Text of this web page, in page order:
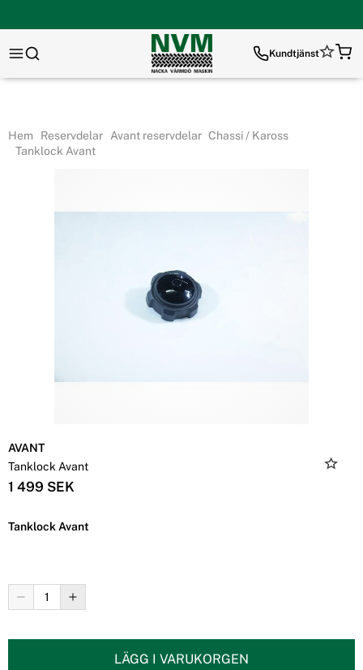
Kundtjänst
Hem Reservdelar Avant reservdelar Chassi / Kaross
Tanklock Avant
AVANT
Tanklock Avant
1 499 SEK
Tanklock Avant
LÄGG I VARUKORGEN